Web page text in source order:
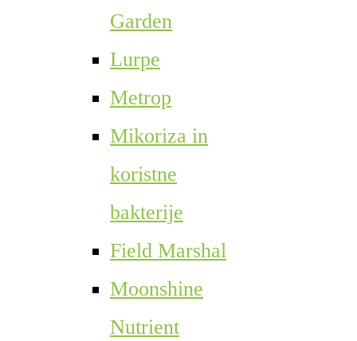
Garden
Lurpe
Metrop
Mikoriza in
koristne
bakterije
Field Marshal
Moonshine
Nutrient